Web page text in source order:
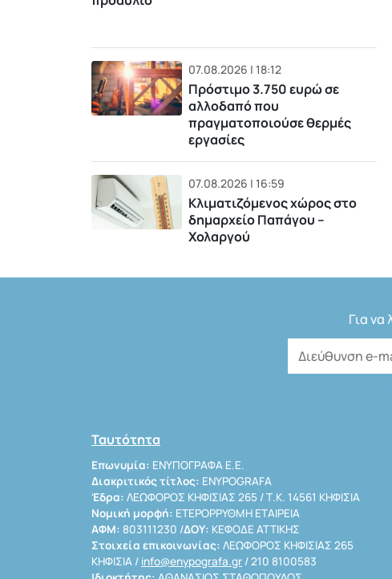
07.08.2026 | 18:12
Πρόστιμο 3.750 ευρώ σε
αλλοδαπό που
πραγματοποιούσε θερμές
εργασίες
07.08.2026 | 16:59
Κλιματιζόμενος χώρος στο
δημαρχείο Παπάγου –
Χολαργού
Για να
Ταυτότητα
Επωνυμία: ΕΝΥΠΟΓΡΑΦΑ Ε.Ε.
Διακριτικός τίτλος: ENYPOGRAFA
Έδρα: ΛΕΩΦΟΡΟΣ ΚΗΦΙΣΙΑΣ 265 / Τ.Κ. 14561 ΚΗΦΙΣΙΑ
Νομική μορφή: ΕΤΕΡΟΡΡΥΘΜΗ ΕΤΑΙΡΕΙΑ
ΑΦΜ: 803111230 /ΔΟΥ: ΚΕΦΟΔΕ ΑΤΤΙΚΗΣ
Στοιχεία επικοινωνίας: ΛΕΩΦΟΡΟΣ ΚΗΦΙΣΙΑΣ 265
ΚΗΦΙΣΙΑ / info@enypografa.gr / 210 8100583